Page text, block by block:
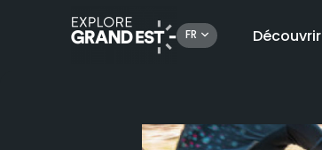
FR Découvrir